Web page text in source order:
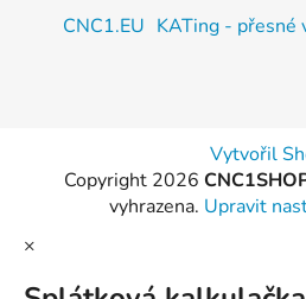
CNC1.EU KATing - přesné
Vytvořil
Copyright 2026
vyhrazena. Upravit
×